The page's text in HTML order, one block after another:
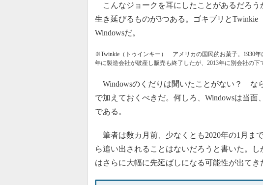
こんなジョークを耳にしたことがあるだろう
生き延びるものが3つある。ゴキブリとTwinkie
Windowsだ。
※Twinkie（トゥインキー） アメリカの国民的お菓子。1930年
年に製造会社が破産し販売も終了したが、2013年に別会社の下
Windowsのくだりは聞いたことがない？ な
で加えておくべきだ。何しろ、Windowsは当
である。
筆者は数カ月前、少なくとも2020年の1月ま
ら追い出されることはないだろうと書いた。
はさらに大幅に先延ばしになる可能性が出てき